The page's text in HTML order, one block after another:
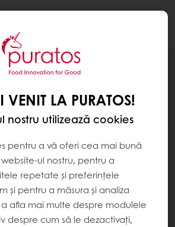
VENIT LA PURATOS!
nostru utilizează cookies
pentru a vă oferi cea mai bună
ul nostru, pentru a
repetate și preferințele
și pentru a măsura și analiza
afla mai multe despre modulele
despre cum să le dezactivați,